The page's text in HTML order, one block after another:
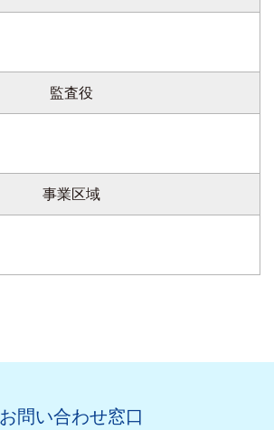
監査役
事業区域
お問い合わせ窓口